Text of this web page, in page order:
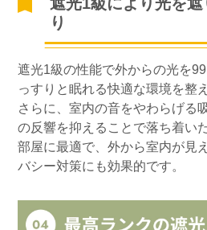
り
遮光1級の性能で外からの光を
っすりと眠れる快適な環境を整
さらに、室内の音をやわらげる
の反響を抑えることで落ち着い
部屋に最適で、外から室内が見
バシー対策にも効果的です。